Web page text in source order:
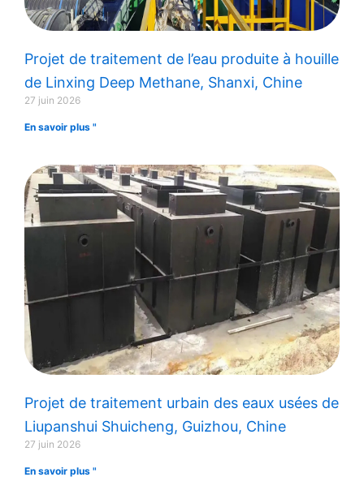
Projet de traitement de l’eau produite à houille
de Linxing Deep Methane, Shanxi, Chine
27 juin 2026
En savoir plus "
Projet de traitement urbain des eaux usées de
Liupanshui Shuicheng, Guizhou, Chine
27 juin 2026
En savoir plus "